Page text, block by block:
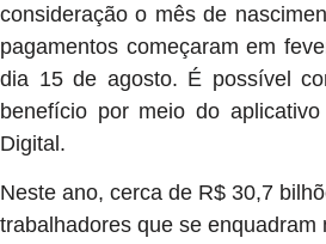
consideração o mês de
pagamentos começaram em
dia 15 de agosto. É possível
benefício por meio do
Digital.
Neste ano, cerca de R$ 30,7
trabalhadores que se enquadram